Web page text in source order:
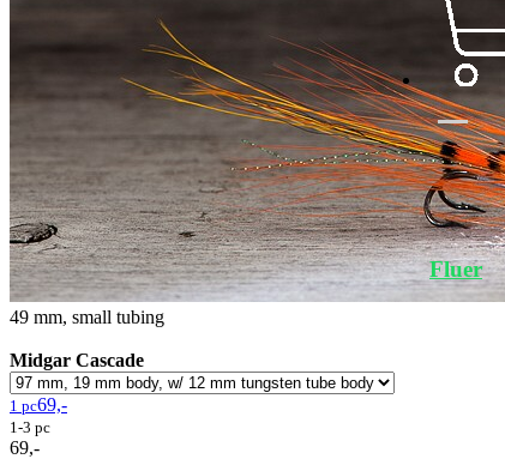
Fluer
49 mm, small tubing
Midgar Cascade
1 pc69,-
1-3 pc
69,-